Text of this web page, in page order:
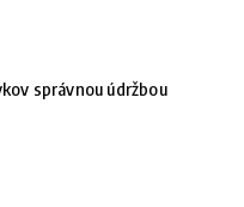
správnou údržbou